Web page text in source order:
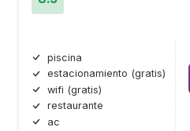
piscina
estacionamiento (gratis)
wifi (gratis)
restaurante
ac